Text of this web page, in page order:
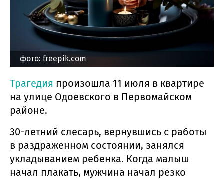
фото: freepik.com
Трагедия произошла 11 июля в квартире
на улице Одоевского в Первомайском
районе.
30-летний слесарь, вернувшись с работы
в раздраженном состоянии, занялся
укладыванием ребенка. Когда малыш
начал плакать, мужчина начал резко